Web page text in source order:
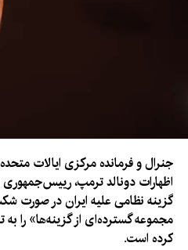
جنرال و فرمانده مرکزی ایالات
اظهارات دونالد ترمپ، رییس‌جمهوری
گزینه نظامی علیه ایران در
مجموعه گسترده‌ای از گزینه‌ها» را به
کرده است.